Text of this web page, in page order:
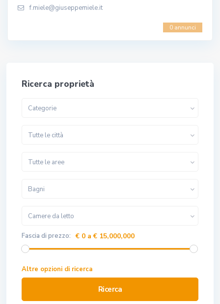
f.miele@giuseppemiele.it
0 annunci
Ricerca proprietà
Categorie
Tutte le città
Tutte le aree
Bagni
Camere da letto
Fascia di prezzo: € 0 a € 15,000,000
Altre opzioni di ricerca
Ricerca